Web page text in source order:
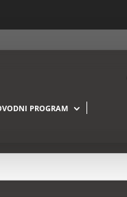
PROGRAM